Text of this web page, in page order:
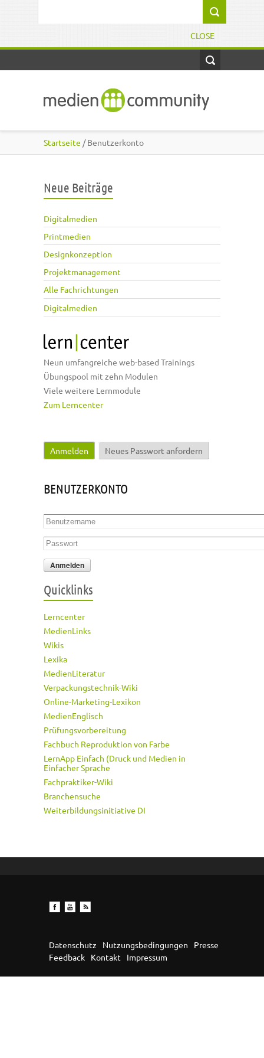
CLOSE
Startseite / Benutzerkonto
Neue Beiträge
Digitalmedien
Printmedien
Designkonzeption
Projektmanagement
Alle Fachrichtungen
Digitalmedien
Neun umfangreiche web-based Trainings
Übungspool mit zehn Modulen
Viele weitere Lernmodule
Zum Lerncenter
Haupt-Reiter
Anmelden (aktiver Reiter)
Neues Passwort anfordern
BENUTZERKONTO
Benutzername
Passwort
Quicklinks
Lerncenter
MedienLinks
Wikis
Lexika
MedienLiteratur
Verpackungstechnik-Wiki
Online-Marketing-Lexikon
MedienEnglisch
Prüfungsvorbereitung
Fachbuch Reproduktion von Farbe
LernApp Einfach (Druck und Medien in
Einfacher Sprache
Fachpraktiker-Wiki
Branchensuche
Weiterbildungsinitiative DI
Datenschutz Nutzungsbedingungen
Presse
Feedback
Kontakt Impressum